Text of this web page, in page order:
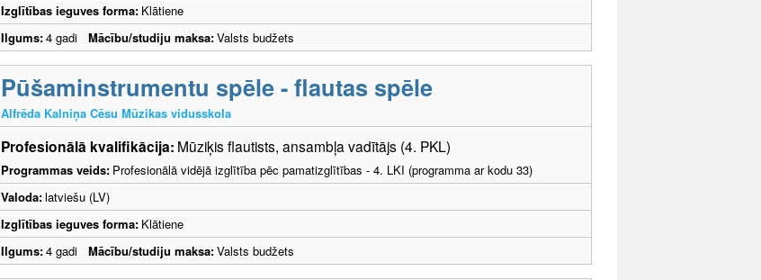
Izglītības ieguves forma: Klātiene
Ilgums:4 gadi Mācību/studiju maksa:Valsts budžets
Pūšaminstrumentu spēle - flautas spēle
Alfrēda Kalniņa Cēsu Mūzikas vidusskola
Profesionālā kvalifikācija: Mūziķis flautists, ansambļa vadītājs (4. PKL)
Programmas veids: Profesionālā vidējā izglītība pēc pamatizglītības - 4. LKI (programma ar kodu 33)
Valoda:latviešu (LV)
Izglītības ieguves forma: Klātiene
Ilgums:4 gadi Mācību/studiju maksa:Valsts budžets